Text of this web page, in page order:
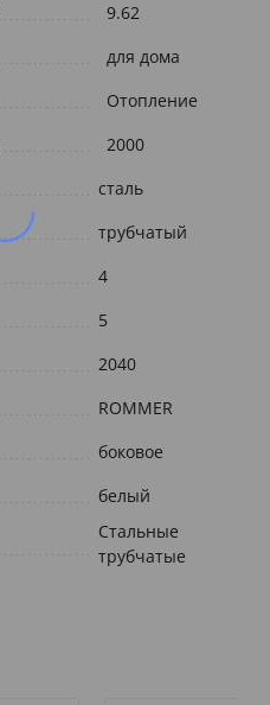
9.62
для дома
Отопление
2000
сталь
трубчатый
4
5
2040
ROMMER
боковое
белый
Стальные
трубчатые